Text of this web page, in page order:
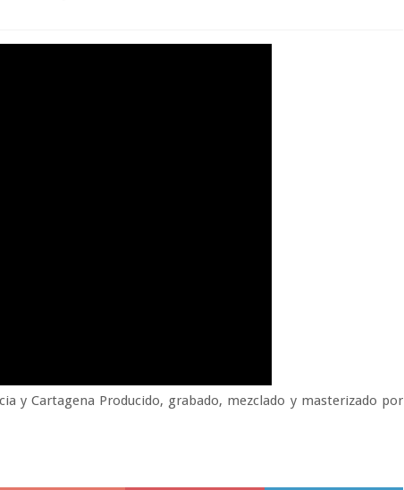
y Cartagena Producido, grabado, mezclado y masterizado por